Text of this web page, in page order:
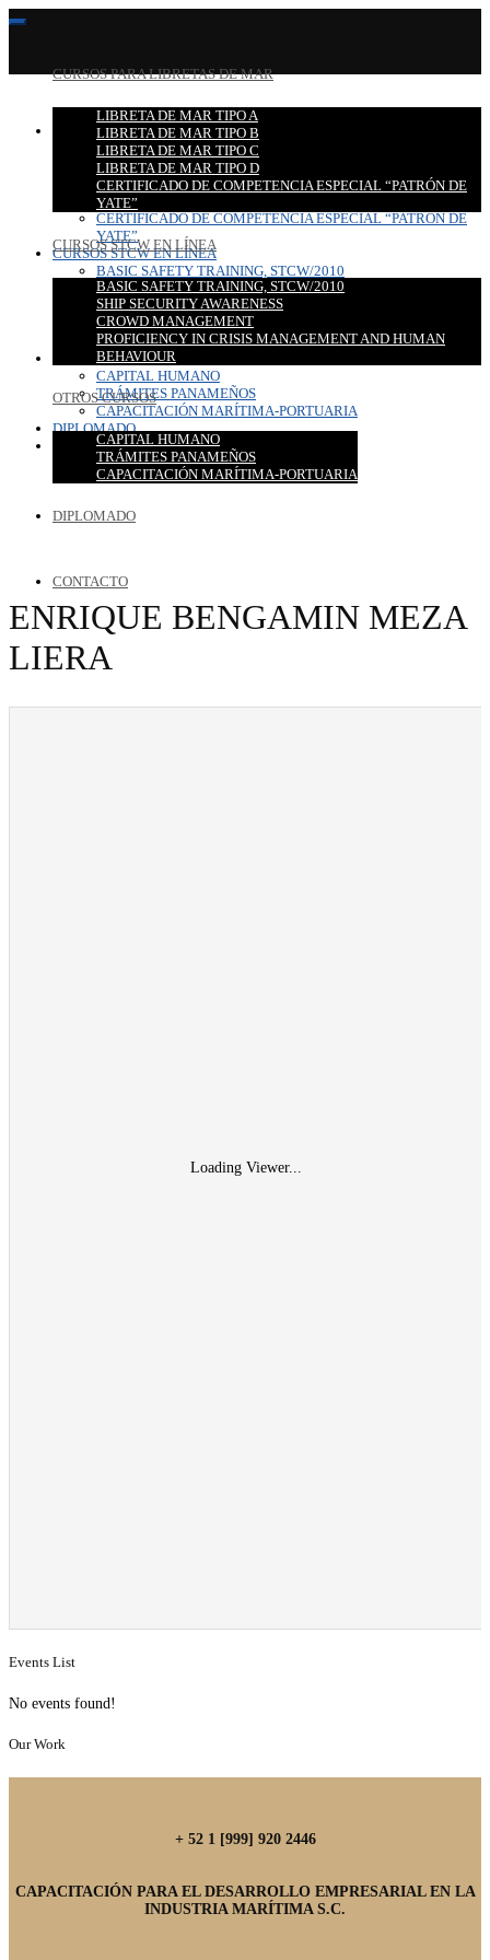
CURSOS PARA LIBRETAS DE MAR
LIBRETA DE MAR TIPO A
LIBRETA DE MAR TIPO B
LIBRETA DE MAR TIPO C
LIBRETA DE MAR TIPO D
CERTIFICADO DE COMPETENCIA ESPECIAL “PATRÓN DE
YATE”
CURSOS STCW EN LÍNEA
BASIC SAFETY TRAINING, STCW/2010
SHIP SECURITY AWARENESS
CROWD MANAGEMENT
PROFICIENCY IN CRISIS MANAGEMENT AND HUMAN
BEHAVIOUR
OTROS CURSOS
CAPITAL HUMANO
TRÁMITES PANAMEÑOS
CAPACITACIÓN MARÍTIMA-PORTUARIA
DIPLOMADO
CONTACTO
CURSOS PARA LIBRETAS DE MAR
LIBRETA DE MAR TIPO A
LIBRETA DE MAR TIPO B
LIBRETA DE MAR TIPO C
LIBRETA DE MAR TIPO D
CERTIFICADO DE COMPETENCIA ESPECIAL “PATRÓN DE
YATE”
CURSOS STCW EN LÍNEA
BASIC SAFETY TRAINING, STCW/2010
SHIP SECURITY AWARENESS
CROWD MANAGEMENT
PROFICIENCY IN CRISIS MANAGEMENT AND HUMAN
BEHAVIOUR
OTROS CURSOS
CAPITAL HUMANO
TRÁMITES PANAMEÑOS
CAPACITACIÓN MARÍTIMA-PORTUARIA
DIPLOMADO
CONTACTO
ENRIQUE BENGAMIN MEZA
LIERA
Loading Viewer...
Events List
No events found!
Our Work
+ 52 1 [999] 920 2446
CAPACITACIÓN PARA EL DESARROLLO EMPRESARIAL EN LA
INDUSTRIA MARÍTIMA S.C.